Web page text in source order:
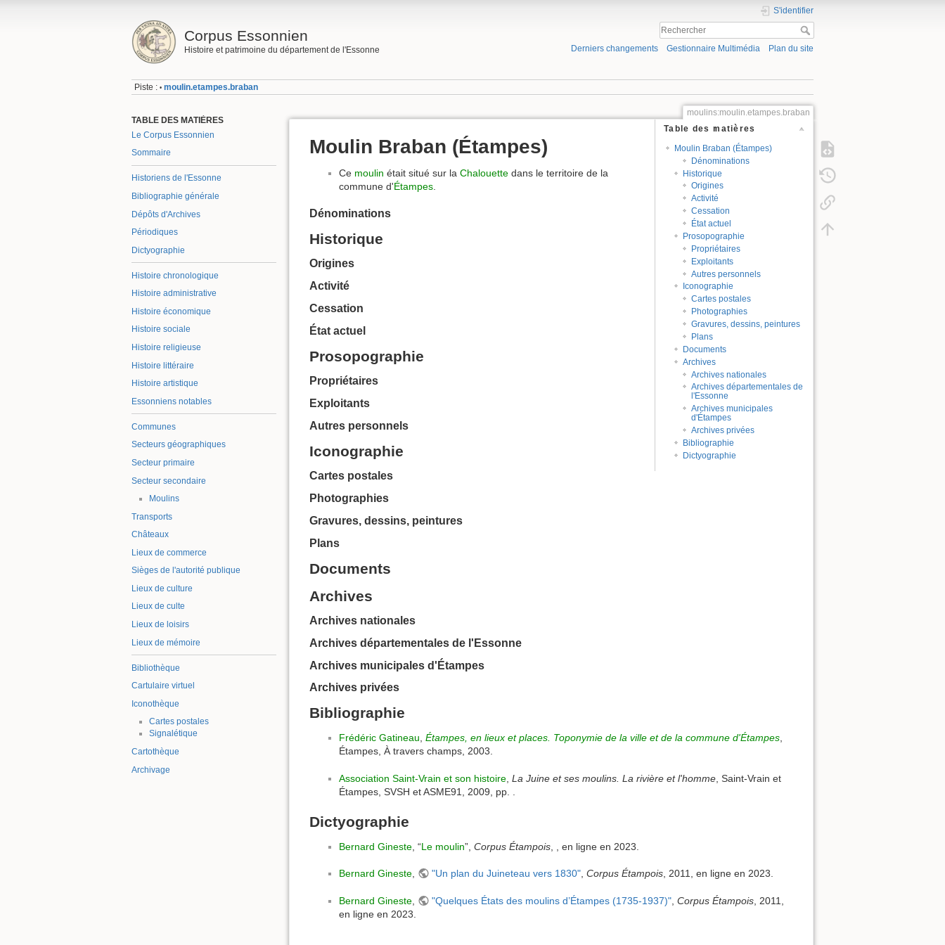
Corpus Essonnien
Histoire et patrimoine du département de l'Essonne
S'identifier
Derniers changements Gestionnaire Multimédia Plan du site
Piste : • moulin.etampes.braban
TABLE DES MATIÈRES
Le Corpus Essonnien
Sommaire
Historiens de l'Essonne
Bibliographie générale
Dépôts d'Archives
Périodiques
Dictyographie
Histoire chronologique
Histoire administrative
Histoire économique
Histoire sociale
Histoire religieuse
Histoire littéraire
Histoire artistique
Essonniens notables
Communes
Secteurs géographiques
Secteur primaire
Secteur secondaire
Moulins
Transports
Châteaux
Lieux de commerce
Sièges de l'autorité publique
Lieux de culture
Lieux de culte
Lieux de loisirs
Lieux de mémoire
Bibliothèque
Cartulaire virtuel
Iconothèque
Cartes postales
Signalétique
Cartothèque
Archivage
moulins:moulin.etampes.braban
Table des matières
Moulin Braban (Étampes)
Dénominations
Historique
Origines
Activité
Cessation
État actuel
Prosopographie
Propriétaires
Exploitants
Autres personnels
Iconographie
Cartes postales
Photographies
Gravures, dessins, peintures
Plans
Documents
Archives
Archives nationales
Archives départementales de
l'Essonne
Archives municipales
d'Étampes
Archives privées
Bibliographie
Dictyographie
Moulin Braban (Étampes)
Ce moulin était situé sur la Chalouette dans le territoire de la
commune d'Étampes.
Dénominations
Historique
Origines
Activité
Cessation
État actuel
Prosopographie
Propriétaires
Exploitants
Autres personnels
Iconographie
Cartes postales
Photographies
Gravures, dessins, peintures
Plans
Documents
Archives
Archives nationales
Archives départementales de l'Essonne
Archives municipales d'Étampes
Archives privées
Bibliographie
Frédéric Gatineau, Étampes, en lieux et places. Toponymie de la ville et de la commune d'Étampes,
Étampes, À travers champs, 2003.
Association Saint-Vrain et son histoire La Juine et ses moulins. La rivière et l'homme , Saint-Vrain et
Étampes, SVSH et ASME91, 2009, pp. .
Dictyographie
Bernard Gineste , “Le moulin”, Corpus Étampois , , en ligne en 2023.
Bernard Gineste, "Un plan du Juineteau vers 1830", Corpus Étampois, 2011, en ligne en 2023.
Bernard Gineste "Quelques États des moulins d’Étampes (1735-1937)", Corpus Étampois, 2011,
en ligne en 2023.